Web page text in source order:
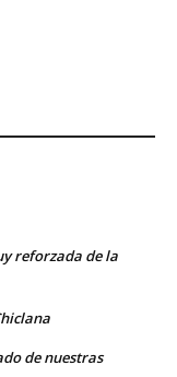
reforzada de la
de nuestras